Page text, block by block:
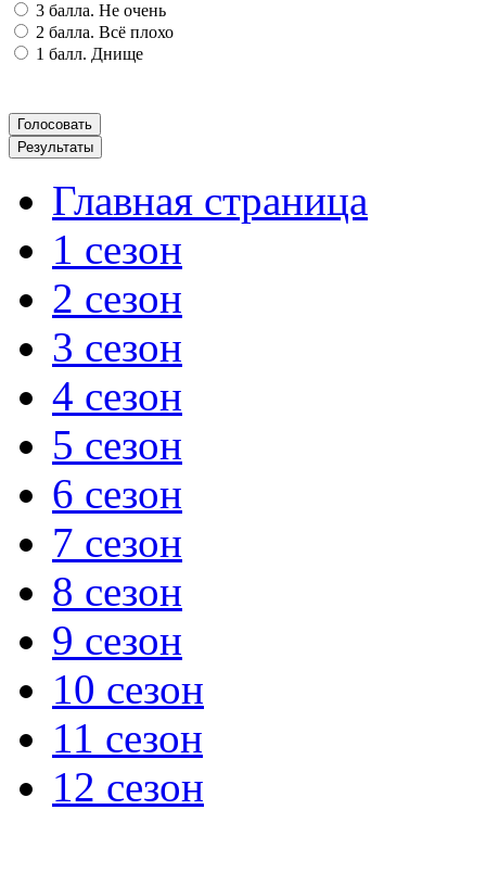
3 балла. Не очень
2 балла. Всё плохо
1 балл. Днище
Главная страница
1 сезон
2 сезон
3 сезон
4 сезон
5 сезон
6 сезон
7 сезон
8 сезон
9 сезон
10 сезон
11 сезон
12 сезон